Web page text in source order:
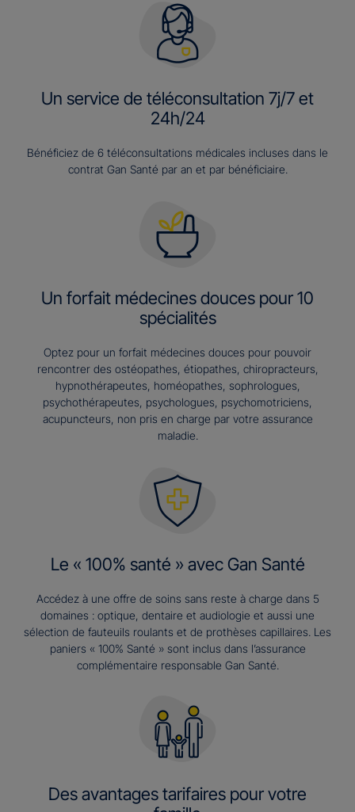
Un service de téléconsultation 7j/7 et
24h/24
Bénéficiez de 6 téléconsultations médicales incluses dans le
contrat Gan Santé par an et par bénéficiaire.
Un forfait médecines douces pour 10
spécialités
Optez pour un forfait médecines douces pour pouvoir
rencontrer des ostéopathes, étiopathes, chiropracteurs,
hypnothérapeutes, homéopathes, sophrologues,
psychothérapeutes, psychologues, psychomotriciens,
acupuncteurs, non pris en charge par votre assurance
maladie.
Le « 100% santé » avec Gan Santé
Accédez à une offre de soins sans reste à charge dans 5
domaines : optique, dentaire et audiologie et aussi une
sélection de fauteuils roulants et de prothèses capillaires. Les
paniers « 100% Santé » sont inclus dans l’assurance
complémentaire responsable Gan Santé.
Des avantages tarifaires pour votre